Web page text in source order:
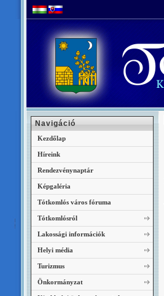
Navigáció
Kezdőlap
Híreink
Rendezvénynaptár
Képgaléria
Tótkomlós város fóruma
Tótkomlósról
Lakossági információk
Helyi média
Turizmus
Önkormányzat